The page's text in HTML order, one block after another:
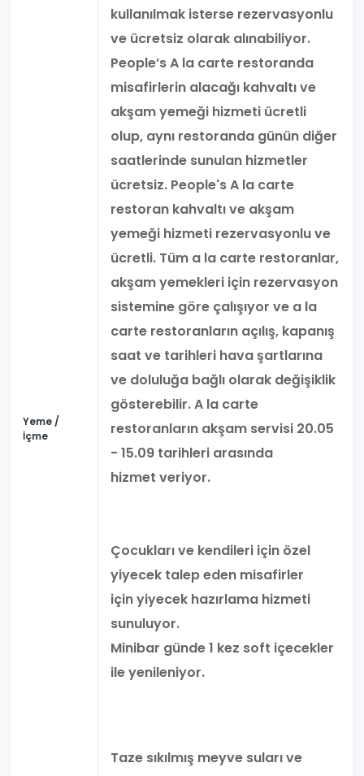
Yeme /
İçme
kullanılmak isterse rezervasyonlu
ve ücretsiz olarak alınabiliyor.
People’s A la carte restoranda
misafirlerin alacağı kahvaltı ve
akşam yemeği hizmeti ücretli
olup, aynı restoranda günün diğer
saatlerinde sunulan hizmetler
ücretsiz. People's A la carte
restoran kahvaltı ve akşam
yemeği hizmeti rezervasyonlu ve
ücretli. Tüm a la carte restoranlar,
akşam yemekleri için rezervasyon
sistemine göre çalışıyor ve a la
carte restoranların açılış, kapanış
saat ve tarihleri hava şartlarına
ve doluluğa bağlı olarak değişiklik
gösterebilir. A la carte
restoranların akşam servisi 20.05
- 15.09 tarihleri arasında
hizmet veriyor.
Çocukları ve kendileri için özel
yiyecek talep eden misafirler
için yiyecek hazırlama hizmeti
sunuluyor.
Minibar günde 1 kez soft içecekler
ile yenileniyor.
Taze sıkılmış meyve suları ve